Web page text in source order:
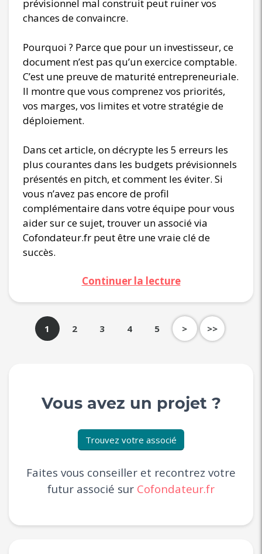
prévisionnel mal construit peut ruiner vos
chances de convaincre.
Pourquoi ? Parce que pour un investisseur, ce
document n’est pas qu’un exercice comptable.
C’est une preuve de maturité entrepreneuriale.
Il montre que vous comprenez vos priorités,
vos marges, vos limites et votre stratégie de
déploiement.
Dans cet article, on décrypte les 5 erreurs les
plus courantes dans les budgets prévisionnels
présentés en pitch, et comment les éviter. Si
vous n’avez pas encore de profil
complémentaire dans votre équipe pour vous
aider sur ce sujet, trouver un associé via
Cofondateur.fr peut être une vraie clé de
succès.
Continuer la lecture
1 2 3 4 5 > >>
Vous avez un projet ?
Trouvez votre associé
Faites vous conseiller et recontrez votre
futur associé sur Cofondateur.fr